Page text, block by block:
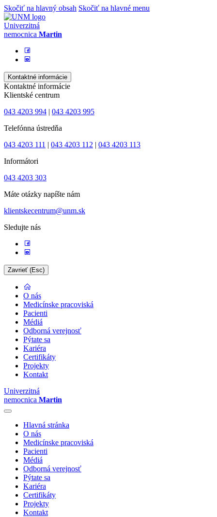
Skočiť na hlavný obsah Skočiť na hlavné menu
Univerzitná
nemocnica Martin
Kontaktné informácie
Kontaktné informácie
Klientské centrum
043 4203 994 | 043 4203 995
Telefónna ústredňa
043 4203 111 | 043 4203 112 | 043 4203 113
Informátori
043 4203 303
Máte otázky napíšte nám
klientskecentrum@unm.sk
Sledujte nás
Zavrieť (Esc)
O nás
Medicínske pracoviská
Pacienti
Médiá
Odborná verejnosť
Pýtate sa
Kariéra
Certifikáty
Projekty
Kontakt
Univerzitná
nemocnica Martin
Hlavná stránka
O nás
Medicínske pracoviská
Pacienti
Médiá
Odborná verejnosť
Pýtate sa
Kariéra
Certifikáty
Projekty
Kontakt